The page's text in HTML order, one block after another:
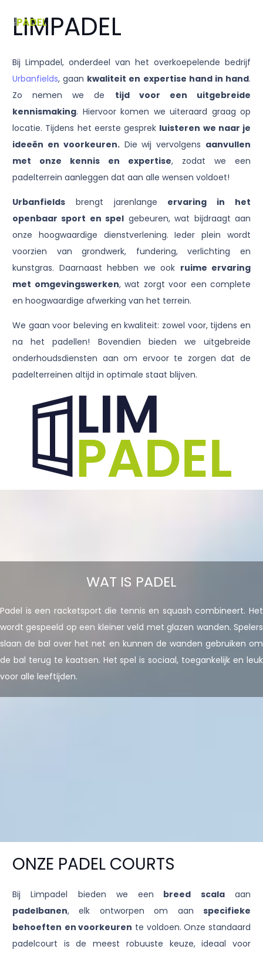
LIMPADEL
Bij Limpadel, onderdeel van het overkoepelende bedrijf
Urbanfields, gaan kwaliteit en expertise hand in hand.
Zo nemen we de tijd voor een uitgebreide
kennismaking. Hiervoor komen we uiteraard graag op
locatie. Tijdens het eerste gesprek luisteren we naar je
ideeën en voorkeuren.Die wij vervolgens aanvullen
met onze kennis en expertise, zodat we een
padelterrein aanleggen dat aan alle wensen voldoet!
Urbanfields brengt jarenlange ervaring in het
openbaar sport en spel gebeuren, wat bijdraagt aan
onze hoogwaardige dienstverlening. Ieder plein wordt
voorzien van grondwerk, fundering, verlichting en
kunstgras. Daarnaast hebben we ook ruime ervaring
met omgevingswerken, wat zorgt voor een complete
en hoogwaardige afwerking van het terrein.
We gaan voor beleving en kwaliteit: zowel voor, tijdens en
na het padellen! Bovendien bieden we uitgebreide
onderhoudsdiensten aan om ervoor te zorgen dat de
padelterreinen altijd in optimale staat blijven.
WAT IS PADEL
Padel is een racketsport die tennis en squash combineert. Het
wordt gespeeld op een kleiner veld met glazen wanden. Spelers
slaan de bal over het net en kunnen de wanden gebruiken om
de bal terug te kaatsen. Het spel is sociaal, toegankelijk en leuk
voor alle leeftijden.
ONZE PADEL COURTS
Bij Limpadel bieden we een breed scalaaan
padelbanen, elk ontworpen om aan specifieke
behoeften en voorkeuren te voldoen. Onze standaard
padelcourt is de meest robuuste keuze, ideaal voor